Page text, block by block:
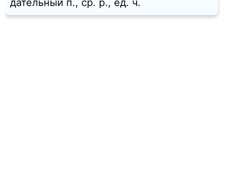
дательный п., ср. p., ед. ч.